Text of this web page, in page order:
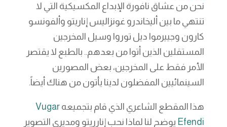
نحن من عشاق نافورة الإبداع المكسيكية التي لا
تنتهي ما بين أليخاندرو غونزاليس إناريتو وألفونسو
كارون وجييرموا ديل توروا وسيل المخرجين
المستقلين الذين أتوا من بعدهم.. بالطبع لا يقتصر
الأمر فقط على المخرجين، بعض المصورين
السينمائيين المفضلون لدينا يأتون من هناك أيضاً.
هذا المقطع الشاعري الذي قام بتجميعه Vugar
Efendi يوضح لنا لماذا نحب إنارريتو ومديري التصوير